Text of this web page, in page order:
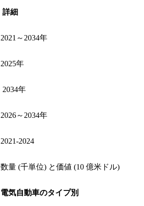
詳細
2021～2034年
2025年
2034年
2026～2034年
2021-2024
数量 (千単位) と価値 (10 億米ドル)
電気自動車のタイプ別